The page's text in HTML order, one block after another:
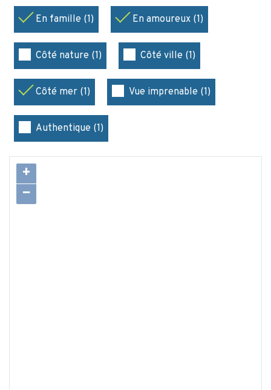
En famille (1) En amoureux (1)
Côté nature (1) Côté ville (1)
Côté mer (1) Vue imprenable (1)
Authentique (1)
+
−